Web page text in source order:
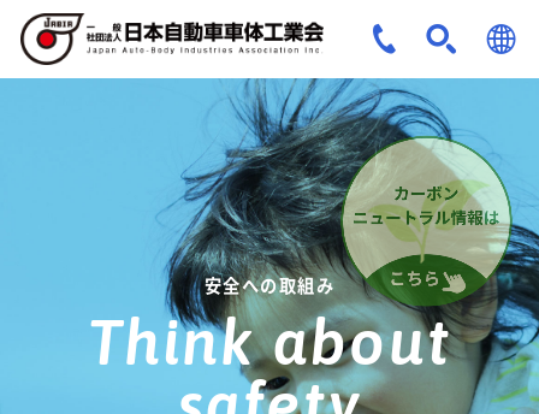
ENG
安全への取組み
Think about